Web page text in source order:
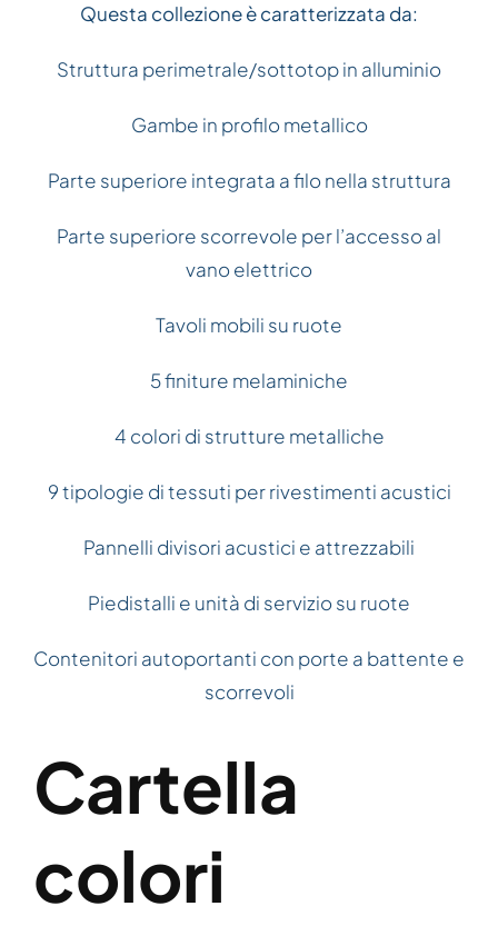
Questa collezione è caratterizzata da:
Struttura perimetrale/sottotop in alluminio
Gambe in profilo metallico
Parte superiore integrata a filo nella struttura
Parte superiore scorrevole per l’accesso al
vano elettrico
Tavoli mobili su ruote
5 finiture melaminiche
4 colori di strutture metalliche
9 tipologie di tessuti per rivestimenti acustici
Pannelli divisori acustici e attrezzabili
Piedistalli e unità di servizio su ruote
Contenitori autoportanti con porte a battente e
scorrevoli
Cartella
colori